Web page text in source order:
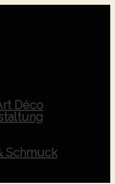
Déco
Schmuck